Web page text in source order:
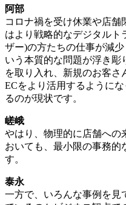
阿部
コロナ禍を受け休業や店舗
はより戦略的なデジタルト
ザー)の方たちの仕事が減
いう本質的な問題が浮き彫
を取り入れ、新規のお客
ECをより活用するように
るのが現状です。
嵯峨
やはり、物理的に店舗への
おいても、最小限の事務的
す。
泰永
一方で、いろんな事例を見